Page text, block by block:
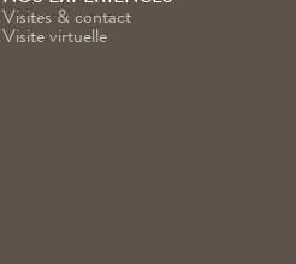
Visites & contact
Visite virtuelle